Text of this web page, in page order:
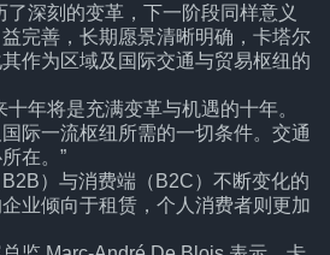
了深刻的变革，下一阶段同样意义
完善，长期愿景清晰明确，卡塔尔
作为区域及国际交通与贸易枢纽的
年将是充满变革与机遇的十年。
际一流枢纽所需的一切条件。交通
在。”
）与消费端（B2C）不断变化的
业倾向于租赁，个人消费者则更加